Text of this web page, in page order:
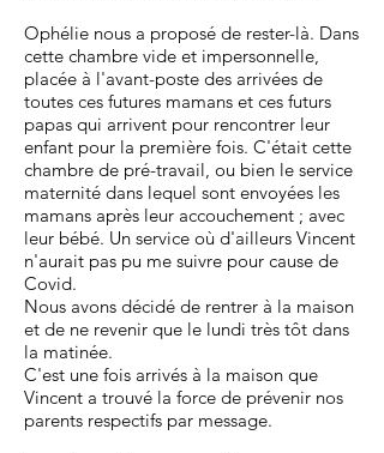
Ophélie nous a proposé de rester-là. Dans
cette chambre vide et impersonnelle,
placée à l'avant-poste des arrivées de
toutes ces futures mamans et ces futurs
papas qui arrivent pour rencontrer leur
enfant pour la première fois. C'était cette
chambre de pré-travail, ou bien le service
maternité dans lequel sont envoyées les
mamans après leur accouchement ; avec
leur bébé. Un service où d'ailleurs Vincent
n'aurait pas pu me suivre pour cause de
Covid.
Nous avons décidé de rentrer à la maison
et de ne revenir que le lundi très tôt dans
la matinée.
C'est une fois arrivés à la maison que
Vincent a trouvé la force de prévenir nos
parents respectifs par message.